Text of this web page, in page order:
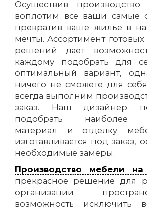
Осуществив
воплотим все ваши самые
превратив ваше жилье в
мечты. Ассортимент
решений дает
каждому подобрать для
оптимальный вариант,
ничего не сможете для
всегда выполним
заказ. Наш дизайнер
подобрать наиболее
материал и отделку
изготавливается под заказ,
необходимые замеры.
Производство мебели на
прекрасное решение для
организации
возможность исключить